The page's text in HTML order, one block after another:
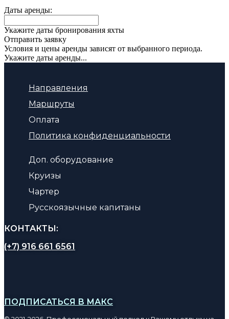
Даты аренды:
Укажите даты бронирования яхты
Отправить заявку
Условия и цены аренды зависят от выбранного периода.
Укажите даты аренды...
Направления
Маршруты
Оплата
Политика конфиденциальности
Доп. оборудование
Круизы
Чартер
Русскоязычные капитаны
КОНТАКТЫ:
(+7) 916 661 6561
ПОДПИСАТЬСЯ В МАКС